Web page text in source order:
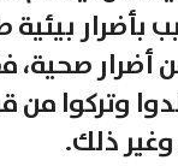
بأضرار بيئية
أضرار صحية،
وتركوا من
ذلك.